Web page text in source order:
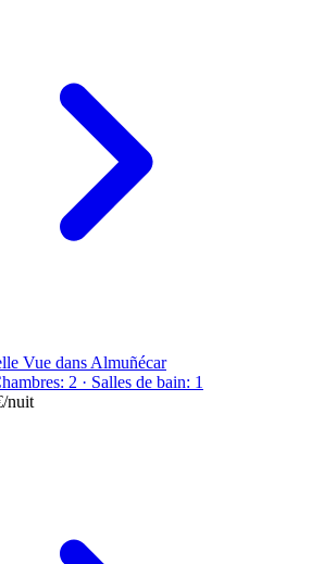
Vue dans Almuñécar
2 · Salles de bain: 1
/nuit